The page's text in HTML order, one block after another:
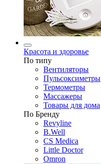
Красота и здоровье
По типу
Вентиляторы
Пульсоксиметры
Термометры
Массажеры
Товары для дома
По Бренду
Revyline
B.Well
CS Medica
Little Doctor
Omron